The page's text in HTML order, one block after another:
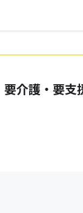
要介護・要